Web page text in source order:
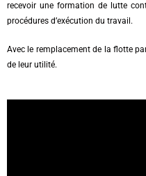
recevoir une formation de lutte
procédures d’exécution du travail.
Avec le remplacement de la flotte
de leur utilité.